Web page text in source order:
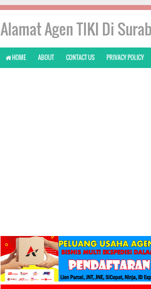
Alamat Agen TIKI Di
HOME ABOUT CONTACT US PRIVACY POLICY